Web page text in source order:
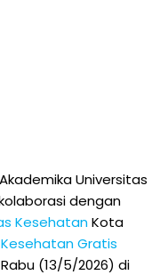
Universitas
dengan
KesehatanKota
Gratis
(13/5/2026) di